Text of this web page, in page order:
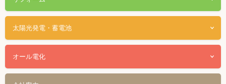
太陽光発電・蓄電池
オール電化